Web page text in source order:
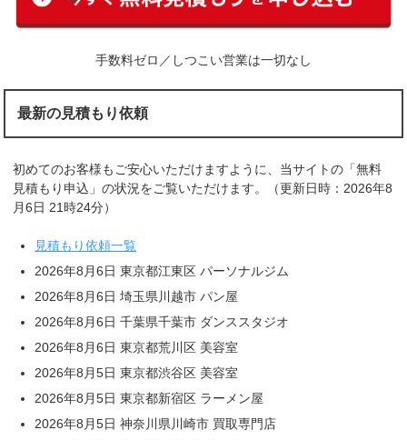
手数料ゼロ／しつこい営業は一切なし
最新の見積もり依頼
初めてのお客様もご安心いただけますように、当サイトの「無料
見積もり申込」の状況をご覧いただけます。（更新日時：2026年8
月6日 21時24分）
見積もり依頼一覧
2026年8月6日 東京都江東区 パーソナルジム
2026年8月6日 埼玉県川越市 パン屋
2026年8月6日 千葉県千葉市 ダンススタジオ
2026年8月6日 東京都荒川区 美容室
2026年8月5日 東京都渋谷区 美容室
2026年8月5日 東京都新宿区 ラーメン屋
2026年8月5日 神奈川県川崎市 買取専門店